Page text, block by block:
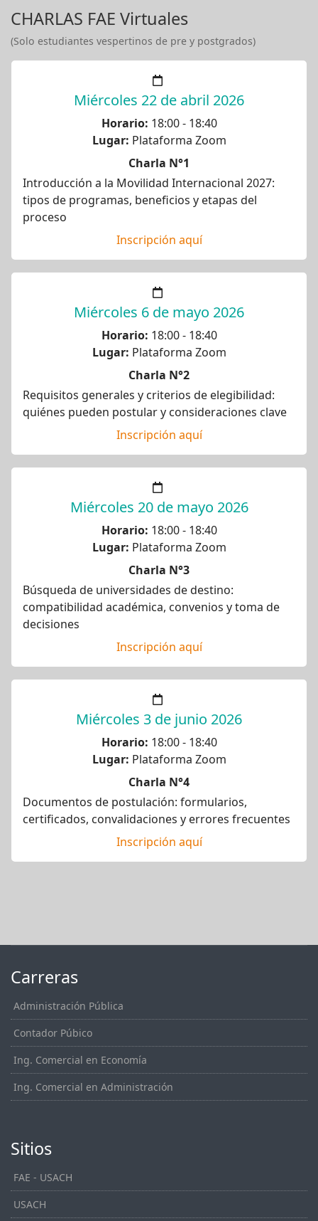
CHARLAS FAE Virtuales
(Solo estudiantes vespertinos de pre y postgrados)
Miércoles 22 de abril 2026
Horario: 18:00 - 18:40
Lugar: Plataforma Zoom
Charla N°1
Introducción a la Movilidad Internacional 2027:
tipos de programas, beneficios y etapas del
proceso
Inscripción aquí
Miércoles 6 de mayo 2026
Horario: 18:00 - 18:40
Lugar: Plataforma Zoom
Charla N°2
Requisitos generales y criterios de elegibilidad:
quiénes pueden postular y consideraciones clave
Inscripción aquí
Miércoles 20 de mayo 2026
Horario: 18:00 - 18:40
Lugar: Plataforma Zoom
Charla N°3
Búsqueda de universidades de destino:
compatibilidad académica, convenios y toma de
decisiones
Inscripción aquí
Miércoles 3 de junio 2026
Horario: 18:00 - 18:40
Lugar: Plataforma Zoom
Charla N°4
Documentos de postulación: formularios,
certificados, convalidaciones y errores frecuentes
Inscripción aquí
Carreras
Administración Pública
Contador Púbico
Ing. Comercial en Economía
Ing. Comercial en Administración
Sitios
FAE - USACH
USACH